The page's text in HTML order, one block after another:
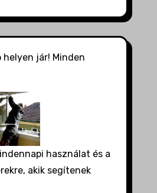
jár! Minden
használat és a
akik segítenek